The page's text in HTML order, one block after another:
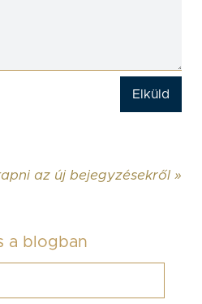
az új bejegyzésekről »
a blogban